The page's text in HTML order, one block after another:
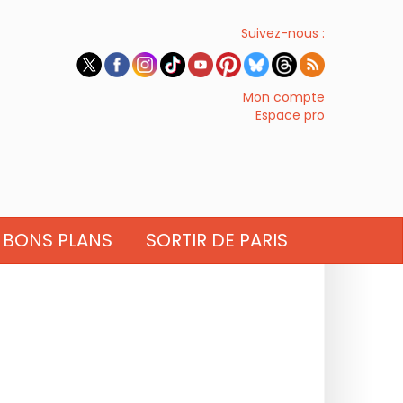
Suivez-nous :
Mon compte
Espace pro
BONS PLANS SORTIR DE PARIS